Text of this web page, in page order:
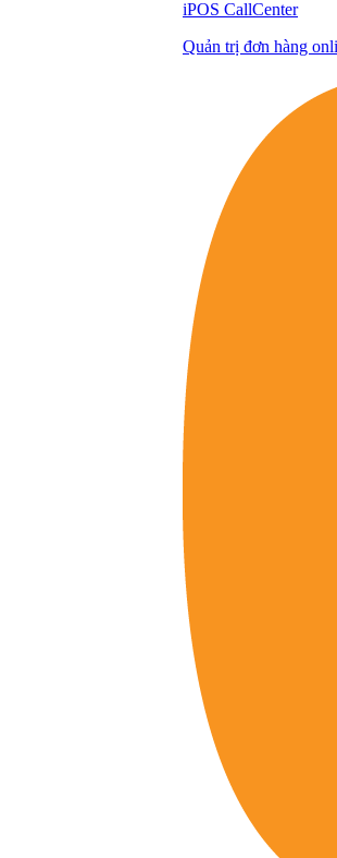
iPOS CallCenter
Quản trị đơn hàng